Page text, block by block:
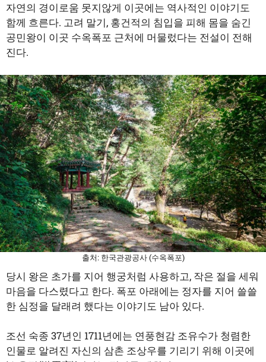
자연의 경이로움 못지않게 이곳에는 역사적인 이야기도
함께 흐른다. 고려 말기, 홍건적의 침입을 피해 몸을 숨긴
공민왕이 이곳 수옥폭포 근처에 머물렀다는 전설이 전해
진다.
출처: 한국관광공사 (수옥폭포)
당시 왕은 초가를 지어 행궁처럼 사용하고, 작은 절을 세워
마음을 다스렸다고 한다. 폭포 아래에는 정자를 지어 쓸쓸
한 심정을 달래려 했다는 이야기도 남아 있다.
조선 숙종 37년인 1711년에는 연풍현감 조유수가 청렴한
인물로 알려진 자신의 삼촌 조상우를 기리기 위해 이곳에